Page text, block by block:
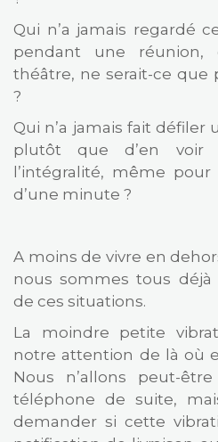
Qui n’a jamais regardé
pendant une
théâtre, ne serait-ce que
?
Qui n’a jamais fait
plutôt que d’en voir
l’intégralité, même
d’une minute ?
A moins de vivre en
nous sommes tous déjà
de ces situations.
La moindre petite
notre attention de là où
Nous n’allons peut-
téléphone de suite,
demander si cette